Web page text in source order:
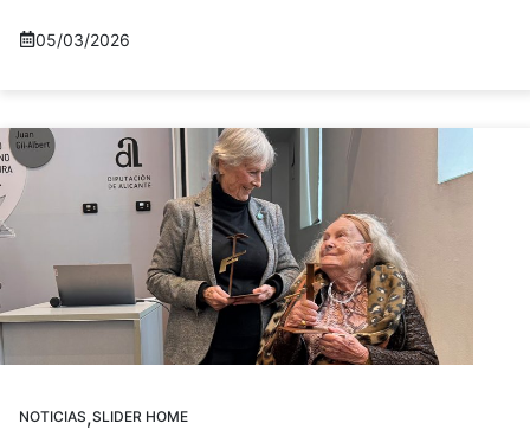
05/03/2026
NOTICIAS,SLIDER HOME